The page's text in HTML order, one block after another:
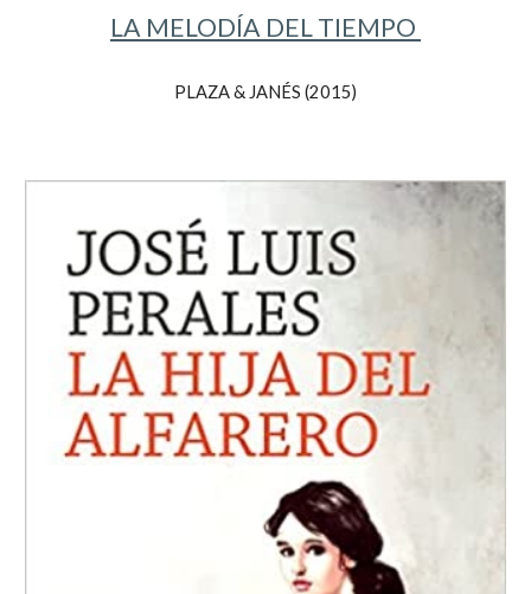
LA MELODÍA DEL TIEMPO
PLAZA & JANÉS (2015)